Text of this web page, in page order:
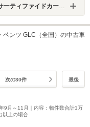
ファイドカーセンター
ベンツ GLC（全国）の中古車
次の30件 最後
9月～11月｜内容：物件数合計1万
以上の場合